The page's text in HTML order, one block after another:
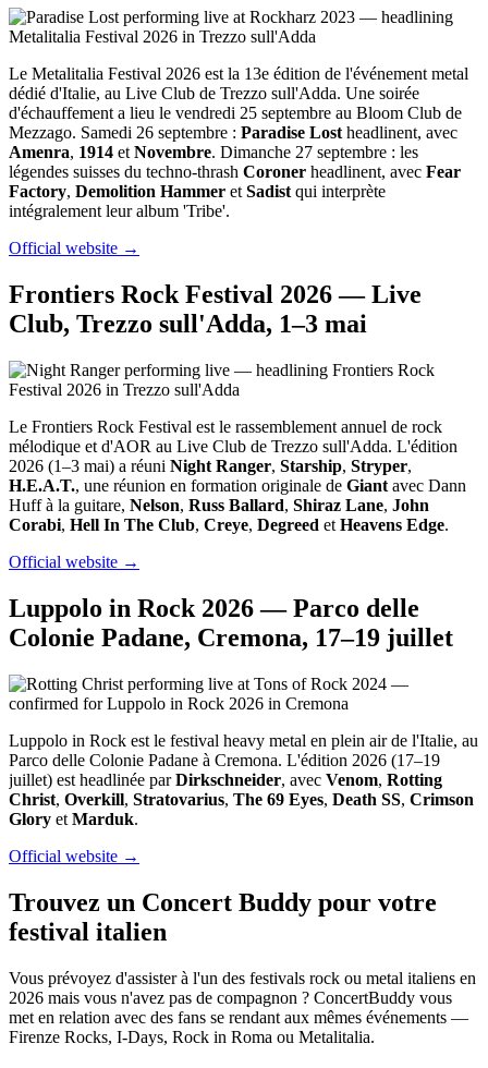
Le Metalitalia Festival 2026 est la 13e édition de l'événement metal
dédié d'Italie, au Live Club de Trezzo sull'Adda. Une soirée
d'échauffement a lieu le vendredi 25 septembre au Bloom Club de
Mezzago. Samedi 26 septembre : Paradise Lost headlinent, avec
Amenra, 1914 et Novembre. Dimanche 27 septembre : les
légendes suisses du techno-thrash Coroner headlinent, avec Fear
Factory, Demolition Hammer et Sadist qui interprète
intégralement leur album 'Tribe'.
Official website →
Frontiers Rock Festival 2026 — Live
Club, Trezzo sull'Adda, 1–3 mai
Le Frontiers Rock Festival est le rassemblement annuel de rock
mélodique et d'AOR au Live Club de Trezzo sull'Adda. L'édition
2026 (1–3 mai) a réuni Night Ranger, Starship, Stryper,
H.E.A.T., une réunion en formation originale de Giant avec Dann
Huff à la guitare, Nelson, Russ Ballard, Shiraz Lane, John
Corabi, Hell In The Club, Creye, Degreed et Heavens Edge.
Official website →
Luppolo in Rock 2026 — Parco delle
Colonie Padane, Cremona, 17–19 juillet
Luppolo in Rock est le festival heavy metal en plein air de l'Italie, au
Parco delle Colonie Padane à Cremona. L'édition 2026 (17–19
juillet) est headlinée parDirkschneider, avec Venom, Rotting
Christ, Overkill, Stratovarius, The 69 Eyes, Death SS, Crimson
Glory et Marduk.
Official website →
Trouvez un Concert Buddy pour votre
festival italien
Vous prévoyez d'assister à l'un des festivals rock ou metal italiens en
2026 mais vous n'avez pas de compagnon ? ConcertBuddy vous
met en relation avec des fans se rendant aux mêmes événements —
Firenze Rocks, I-Days, Rock in Roma ou Metalitalia.